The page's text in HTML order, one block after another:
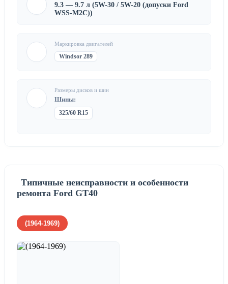
9.3 — 9.7 л (5W-30 / 5W-20 (допуски Ford
WSS-M2C))
Маркировка двигателей
Windsor 289
Размеры дисков и шин
Шины:
325/60 R15
Типичные неисправности и особенности
ремонта Ford GT40
(1964-1969)